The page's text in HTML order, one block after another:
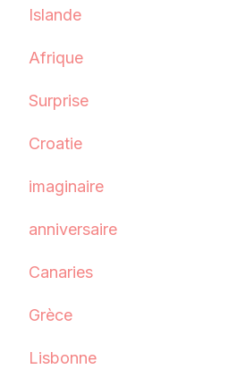
Islande
Afrique
Surprise
Croatie
imaginaire
anniversaire
Canaries
Grèce
Lisbonne